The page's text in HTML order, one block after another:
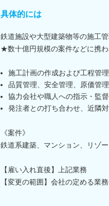
具体的には
鉄道施設や大型建築物等の施工
★数十億円規模の案件などに携
施工計画の作成および工程管理
品質管理、安全管理、原価管理
協力会社や職人への指示・監督
発注者との打ち合わせ、近隣
《案件》
鉄道系建築、マンション、リゾ
【雇い入れ直後】上記業務
【変更の範囲】会社の定める業